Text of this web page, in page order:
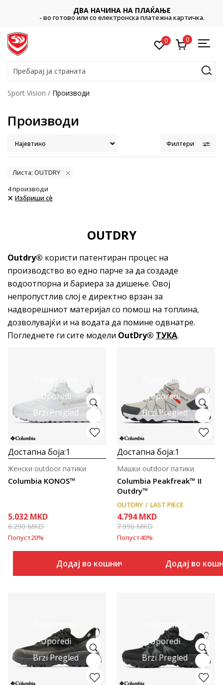
ДВА НАЧИНА НА ПЛАЌАЊЕ
- во готово или со електронска платежна картичка.
0 0
Пребарај ја страната
Sport Vision Производи
Производи
Филтери
Листа: OUTDRY
4производи
Избриши сè
OUTDRY
Outdry® користи патентиран процес на
производство во едно парче за да создаде
водоотпорна и бариера за дишење. Овој
непропустлив слој е директно врзан за
надворешниот материјал со помош на топлина,
дозволувајќи и на водата да помине одвнатре.
Погледнете ги сите модели OutDry® ТУКА.
Подетално
Uporedi
Brzi Pregled
Достапна боја:1
Columbia KONOS™
Женски outdoor патики
5.032 MKD
6.290MKD
Попуст20%
Додај во кошничка
Подетално
Uporedi
Brzi Pregled
Достапна боја:1
Columbia Peakfreak™ II
Outdry™
Машки outdoor патики
OUTDRY LAST PIECE
4.794 MKD
7.990MKD
Попуст40%
Додај во
Uporedi
Brzi Pregled
Подетално
Uporedi
Brzi Pregled